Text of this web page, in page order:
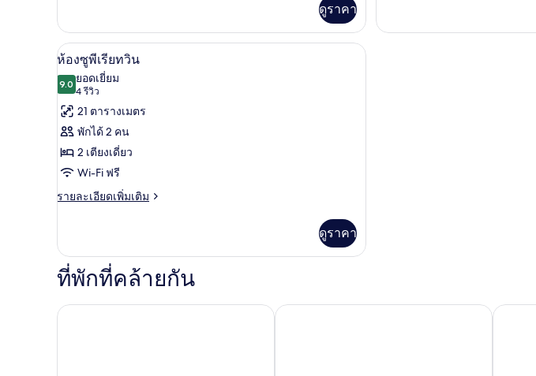
เกี่ยว
กับ
ห้อ
ซิ
ดูราคา
เกี่ยว
เปิด
ภาพถ่าย
ทั้งหมด
ของ
ห้อง
ซู
พี
ห้องซูพีเรียทวิน | เครื่องนอนป้องกันสารก่อภูมิแพ้, ผ้านวมขนเป็ด, ตู้นิรภัย
6
ห้องซูพีเรียทวิน
9.09.0 จาก 10
ยอดเยี่ยม
4 รีวิว
(4
รีวิว)
21 ตารางเมตร
พักได้ 2 คน
2 เตียงเดี่ยว
Wi-Fi ฟรี
รายละเอียดเพิ่มเติม
ราย
เกี่ยว
กับ
ห้อง
พี
ดูราคา
ที่พักที่คล้ายกัน
ฮอลิเดย์ อินน์ - เดอะ นิว ชาร์ลี แฟรงค์เฟิร์ต ซิตี้ บาย IHG
เดอะแฟรงก์เฟิร์ตโฮเทล โรงแร